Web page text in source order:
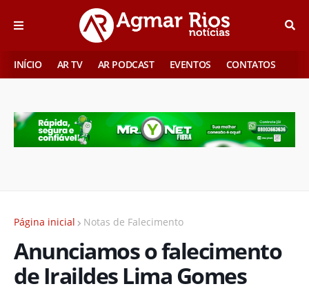
INÍCIO AR TV AR PODCAST EVENTOS CONTATOS
Página inicial Notas de Falecimento
Anunciamos o falecimento
de Iraildes Lima Gomes